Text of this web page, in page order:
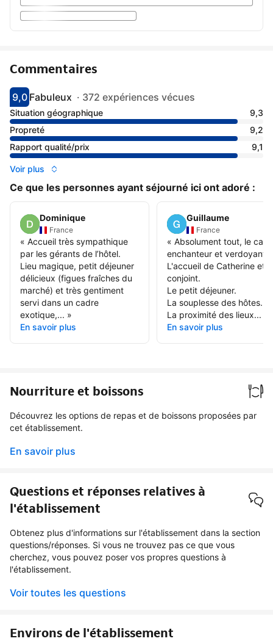
Commentaires
Avec une note de 9
9,0
fabuleuxFabuleux · 372 expériences vécues
Situation géographique
9,3
Propreté
9,2
Rapport qualité/prix
9,1
Voir plus
Ce que les personnes ayant séjourné ici ont adoré :
Dominique
France
« Accueil très sympathique
par les gérants de l’hôtel.
Lieu magique, petit déjeuner
délicieux (figues fraîches du
marché) et très gentiment
servi dans un cadre
exotique,... »
En savoir plus
Guillaume
France
« Absolument tout, le
enchanteur et verdoyant.
L'accueil de Catherine et
conjoint.
Le petit déjeuner.
La souplesse des hôtes.
La proximité des lieux...
En savoir plus
Nourriture et boissons
Découvrez les options de repas et de boissons proposées par
cet établissement.
En savoir plus
Questions et réponses relatives à
l'établissement
Obtenez plus d'informations sur l'établissement dans la section
questions/réponses. Si vous ne trouvez pas ce que vous
cherchez, vous pouvez poser vos propres questions à
l'établissement.
Voir toutes les questions
Environs de l'établissement